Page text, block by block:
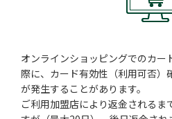
オンラインショッピングでのカー
際に、カード有効性（利用可否）
が発生することがあります。
ご利用加盟店により返金されるま